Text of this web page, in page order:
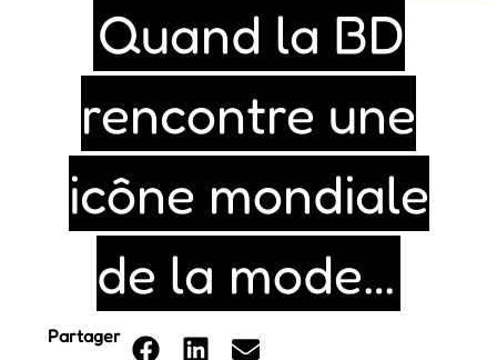
Quand la BD
rencontre une
icône mondiale
de la mode…
Partager